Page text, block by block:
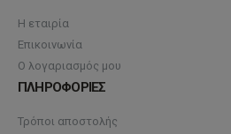
Η εταιρία
Επικοινωνία
Ο λογαριασμός μου
ΠΛΗΡΟΦΟΡΙΕΣ
Τρόποι αποστολής